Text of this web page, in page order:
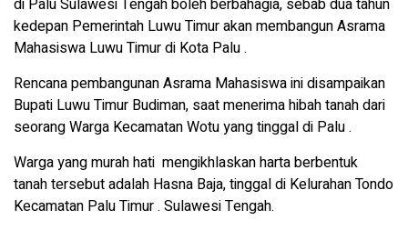
di Palu Sulawesi Tengah boleh berbahagia, sebab dua tahun
kedepan Pemerintah Luwu Timur akan membangun Asrama
Mahasiswa Luwu Timur di Kota Palu .
Rencana pembangunan Asrama Mahasiswa ini disampaikan
Bupati Luwu Timur Budiman, saat menerima hibah tanah dari
seorang Warga Kecamatan Wotu yang tinggal di Palu .
Warga yang murah hati mengikhlaskan harta berbentuk
tanah tersebut adalah Hasna Baja, tinggal di Kelurahan Tondo
Kecamatan Palu Timur . Sulawesi Tengah.